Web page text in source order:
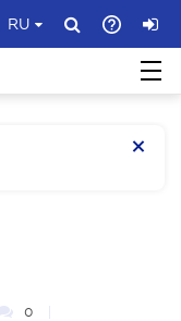
RU
0